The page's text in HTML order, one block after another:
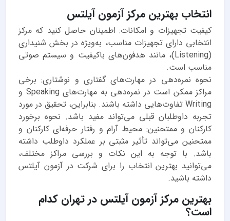
انتخاب بهترین مرکز آزمون آیلتس
کیفیت تجهیزات و امکانات: اطمینان حاصل کنید که مرکز
انتخابی دارای تجهیزات مناسب، به‌ویژه در بخش شنیداری
(Listening)، مانند هدفون‌های باکیفیت و سیستم صوتی
مناسب است.
نحوه نمره‌دهی در مهارت‌های گفتاری و نوشتاری: برخی
مراکز ممکن است در نمره‌دهی به مهارت‌های Speaking و
Writing تفاوت‌هایی داشته باشند. بنابراین، تحقیق در مورد
تجربه داوطلبان قبلی می‌تواند مفید باشد. نحوه برخورد
کارکنان و ممتحنین: محیط آرام و رفتار حرفه‌ای کارکنان و
ممتحنین می‌تواند تأثیر مثبتی بر عملکرد داوطلب داشته
باشد. با توجه به این نکات و بررسی مراکز مختلف،
می‌توانید بهترین انتخاب را برای شرکت در آزمون آیلتس
داشته باشید.
بهترین مرکز آزمون آیلتس در تهران کدام
است؟